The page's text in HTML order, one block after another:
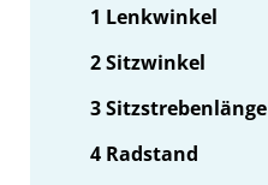
1 Lenkwinkel
2 Sitzwinkel
3 Sitzstrebenlänge
4 Radstand